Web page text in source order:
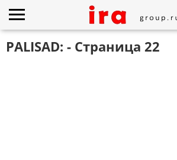
PALISAD: - Страница 22